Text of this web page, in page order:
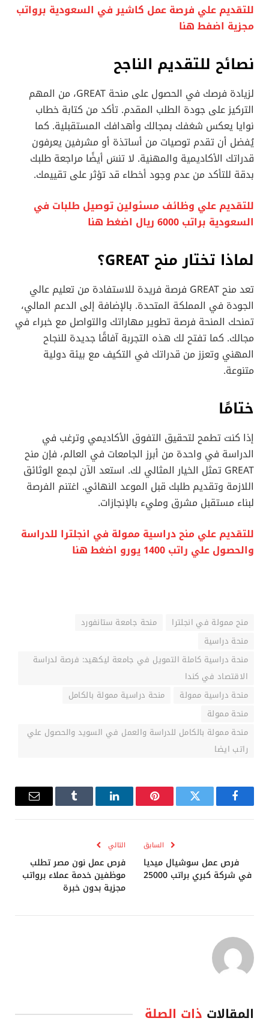
للتقديم علي فرصة عمل كاشير في السعودية برواتب
مجزية اضفط هنا
نصائح للتقديم الناجح
لزيادة فرصك في الحصول على منحة GREAT، من المهم
التركيز على جودة الطلب المقدم. تأكد من كتابة خطاب
نوايا يعكس شغفك بمجالك وأهدافك المستقبلية. كما
يُفضل أن تقدم توصيات من أساتذة أو مشرفين يعرفون
قدراتك الأكاديمية والمهنية. لا تنسَ أيضًا مراجعة طلبك
بدقة للتأكد من عدم وجود أخطاء قد تؤثر على تقييمك.
للتقديم علي وظائف مسئولين توصيل طلبات في
السعودية براتب 6000 ريال اضغط هنا
لماذا تختار منح GREAT؟
تعد منح GREAT فرصة فريدة للاستفادة من تعليم عالي
الجودة في المملكة المتحدة. بالإضافة إلى الدعم المالي،
تمنحك المنحة فرصة تطوير مهاراتك والتواصل مع خبراء في
مجالك. كما تفتح لك هذه التجربة آفاقًا جديدة للنجاح
المهني وتعزز من قدراتك في التكيف مع بيئة دولية
متنوعة.
ختامًا
إذا كنت تطمح لتحقيق التفوق الأكاديمي وترغب في
الدراسة في واحدة من أبرز الجامعات في العالم، فإن منح
GREAT تمثل الخيار المثالي لك. استعد الآن لجمع الوثائق
اللازمة وتقديم طلبك قبل الموعد النهائي. اغتنم الفرصة
لبناء مستقبل مشرق ومليء بالإنجازات.
للتقديم علي منح دراسية ممولة في انجلترا للدراسة
والحصول علي راتب 1400 يورو اضغط هنا
منح ممولة في انجلترا
منحة جامعة ستانفورد
منحة دراسية
منحة دراسية كاملة التمويل في جامعة ليكهيد: فرصة لدراسة
الاقتصاد في كندا
منحة دراسية ممولة
منحة دراسية ممولة بالكامل
منحة ممولة
منحة ممولة بالكامل للدراسة والعمل في السويد والحصول علي
راتب ايضا
فيسبوك تويتر بينتيريستلينكدإن Tumblr
البريد
السابق
فرص عمل سوشيال ميديا
في شركة كبري براتب 25000
التالي
فرص عمل نون مصر تطلب
موظفين خدمة عملاء برواتب
مجزية بدون خبرة
المقالات ذات الصلة